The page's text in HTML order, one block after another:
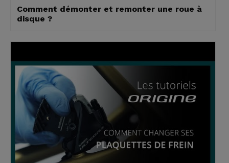
Comment démonter et remonter une roue à
disque ?